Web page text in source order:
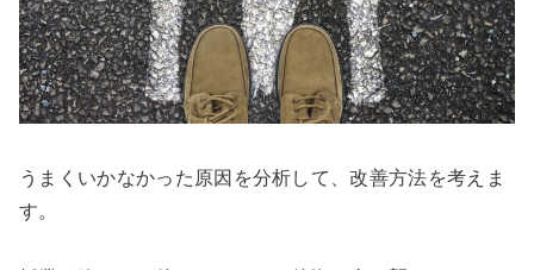
うまくいかなかった原因を分析して、改善方法を考えま
す。